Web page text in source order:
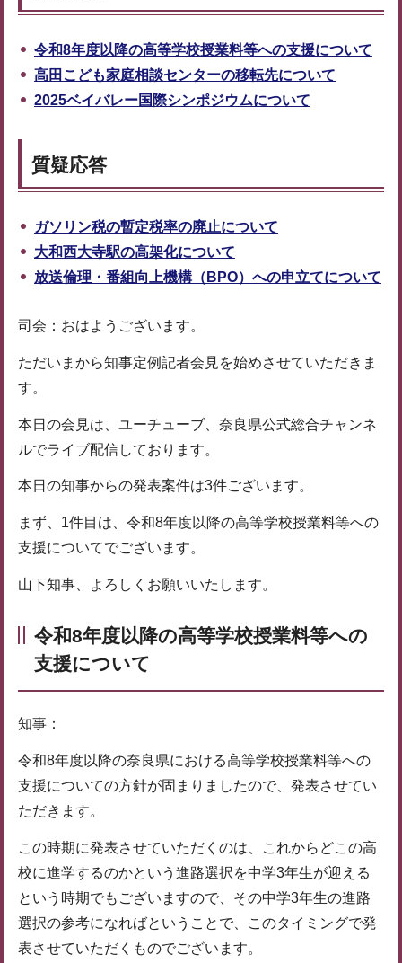
令和8年度以降の高等学校授業料等への支援について
高田こども家庭相談センターの移転先について
2025ベイバレー国際シンポジウムについて
質疑応答
ガソリン税の暫定税率の廃止について
大和西大寺駅の高架化について
放送倫理・番組向上機構（BPO）への申立てについて
司会：おはようございます。
ただいまから知事定例記者会見を始めさせていただきま
す。
本日の会見は、ユーチューブ、奈良県公式総合チャンネ
ルでライブ配信しております。
本日の知事からの発表案件は3件ございます。
まず、1件目は、令和8年度以降の高等学校授業料等への
支援についてでございます。
山下知事、よろしくお願いいたします。
令和8年度以降の高等学校授業料等への
支援について
知事：
令和8年度以降の奈良県における高等学校授業料等への
支援についての方針が固まりましたので、発表させてい
ただきます。
この時期に発表させていただくのは、これからどこの高
校に進学するのかという進路選択を中学3年生が迎える
という時期でもございますので、その中学3年生の進路
選択の参考になればということで、このタイミングで発
表させていただくものでございます。